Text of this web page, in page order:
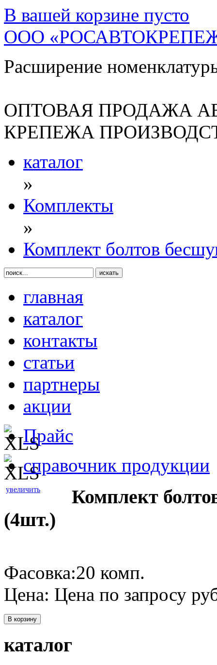
В вашей корзине пусто
ООО
Расширение
ОПТОВАЯ ПРОДАЖА
КРЕПЕЖА
каталог
»
Комплекты
»
Комплект болтов
главная
каталог
контакты
статьи
партнеры
акции
Прайс
справочник продукции
увеличить
Комплект
(4шт.)
Фасовка:20 комп.
Цена: Цена по запросу
В корзину
каталог